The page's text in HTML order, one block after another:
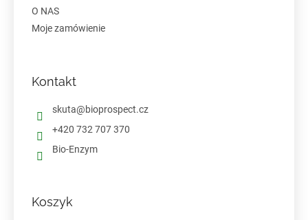
O NAS
Moje zamówienie
Kontakt
skuta@bioprospect.cz
+420 732 707 370
Bio-Enzym
Koszyk